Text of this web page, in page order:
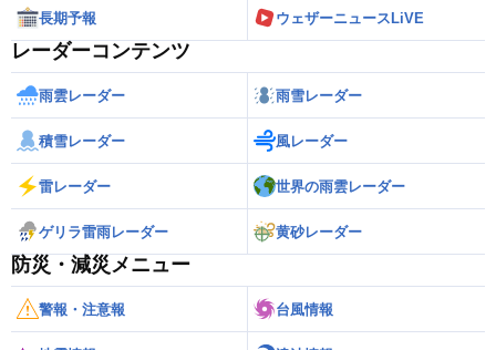
長期予報 ウェザーニュースLiVE
レーダーコンテンツ
雨雲レーダー 雨雪レーダー
積雪レーダー 風レーダー
雷レーダー 世界の雨雲レーダー
ゲリラ雷雨レーダー 黄砂レーダー
防災・減災メニュー
警報・注意報 台風情報